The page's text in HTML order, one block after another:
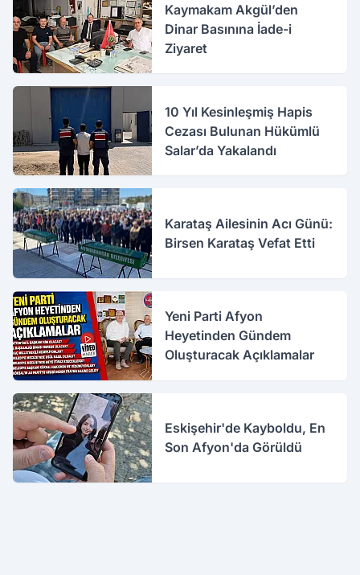
Kaymakam Akgül’den
Dinar Basınına İade-i
Ziyaret
10 Yıl Kesinleşmiş Hapis
Cezası Bulunan Hükümlü
Salar’da Yakalandı
Karataş Ailesinin Acı Günü:
Birsen Karataş Vefat Etti
Yeni Parti Afyon
Heyetinden Gündem
Oluşturacak Açıklamalar
Eskişehir'de Kayboldu, En
Son Afyon'da Görüldü